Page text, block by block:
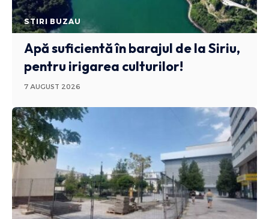
STIRI BUZAU
Apă suficientă în barajul de la Siriu,
pentru irigarea culturilor!
7 AUGUST 2026